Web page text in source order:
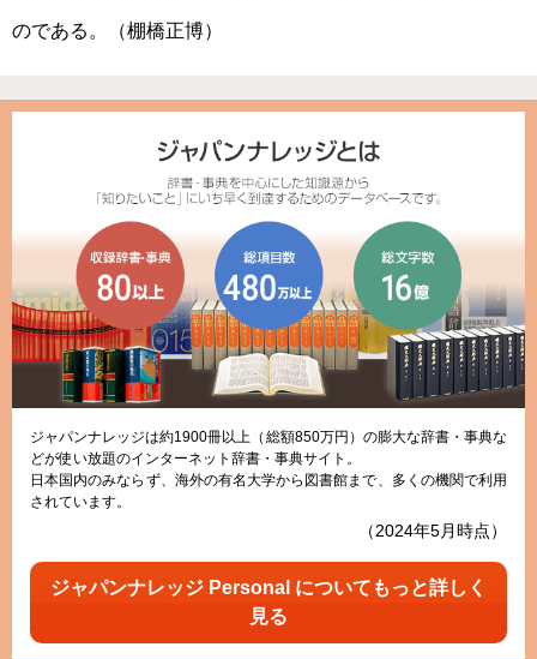
のである。（棚橋正博）
ジャパンナレッジは約1900冊以上（総額850万円）の膨大な辞書・事典な
どが使い放題のインターネット辞書・事典サイト。
日本国内のみならず、海外の有名大学から図書館まで、多くの機関で利用
されています。
（2024年5月時点）
ジャパンナレッジ Personal についてもっと詳しく
見る